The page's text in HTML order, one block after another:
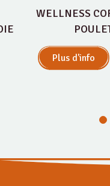
WELLNESS
Plus d'info